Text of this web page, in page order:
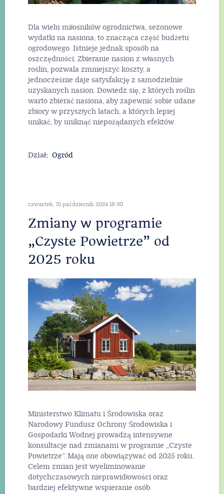
Dla wielu miłośników ogrodnictwa, sezonowe
wydatki na nasiona, to znacząca część budżetu
ogrodowego. Istnieje jednak sposób na
oszczędności. Zbieranie nasion z własnych
roślin, pozwala zmniejszyć koszty, a
jednocześnie daje satysfakcję z samodzielnie
uzyskanych nasion. Dowiedz się, z których roślin
warto zbierać nasiona, aby zapewnić sobie udane
zbiory w przyszłych latach, a których lepiej
unikać, by uniknąć niepożądanych efektów.
Dział: Ogród
czwartek, 31 październik 2024 19:30
Zmiany w programie
„Czyste Powietrze” od
2025 roku
Ministerstwo Klimatu i Środowiska oraz
Narodowy Fundusz Ochrony Środowiska i
Gospodarki Wodnej prowadzą intensywne
konsultacje nad zmianami w programie „Czyste
Powietrze”. Mają one obowiązywać od 2025 roku.
Celem zmian jest wyeliminowanie
dotychczasowych nieprawidłowości oraz
bardziej efektywne wspieranie osób